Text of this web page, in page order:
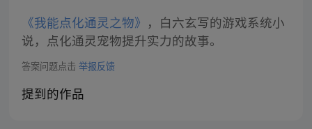
《我能点化通灵之物》 ，白六玄写的游戏系统小
说，点化通灵宠物提升实力的故事。
答案问题点击 举报反馈
提到的作品